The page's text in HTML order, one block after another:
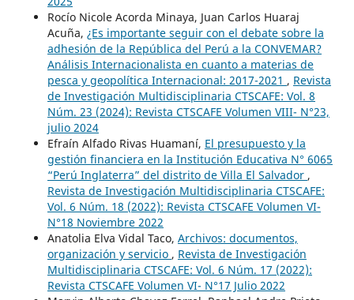
Rocío Nicole Acorda Minaya, Juan Carlos Huaraj
Acuña, ¿Es importante seguir con el debate sobre la
adhesión de la República del Perú a la CONVEMAR?
Análisis Internacionalista en cuanto a materias de
pesca y geopolítica Internacional: 2017-2021 , Revista
de Investigación Multidisciplinaria CTSCAFE: Vol. 8
Núm. 23 (2024): Revista CTSCAFE Volumen VIII- N°23,
julio 2024
Efraín Alfado Rivas Huamaní, El presupuesto y la
gestión financiera en la Institución Educativa N° 6065
“Perú Inglaterra” del distrito de Villa El Salvador ,
Revista de Investigación Multidisciplinaria CTSCAFE:
Vol. 6 Núm. 18 (2022): Revista CTSCAFE Volumen VI-
N°18 Noviembre 2022
Anatolia Elva Vidal Taco, Archivos: documentos,
organización y servicio , Revista de Investigación
Multidisciplinaria CTSCAFE: Vol. 6 Núm. 17 (2022):
Revista CTSCAFE Volumen VI- N°17 Julio 2022